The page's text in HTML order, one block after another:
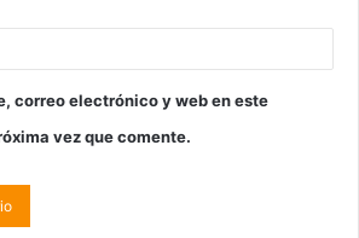
correo electrónico y web en este
vez que comente.